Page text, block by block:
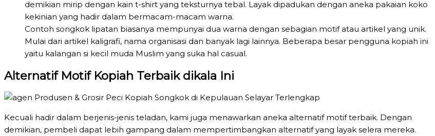
demikian mirip dengan kain t-shirt yang teksturnya tebal. Layak dipadukan dengan aneka pakaian koko
kekinian yang hadir dalam bermacam-macam warna.
Contoh songkok lipatan biasanya mempunyai dua warna dengan sebagian motif atau artikel yang unik.
Mulai dari artikel kaligrafi, nama organisasi dan banyak lagi lainnya. Beberapa besar pengguna kopiah ini
yaitu kalangan si kecil muda Muslim yang suka hal casual.
Alternatif Motif Kopiah Terbaik dikala Ini
Kecuali hadir dalam berjenis-jenis teladan, kami juga menawarkan aneka alternatif motif terbaik. Dengan
demikian, pembeli dapat lebih gampang dalam mempertimbangkan alternatif yang layak selera mereka.